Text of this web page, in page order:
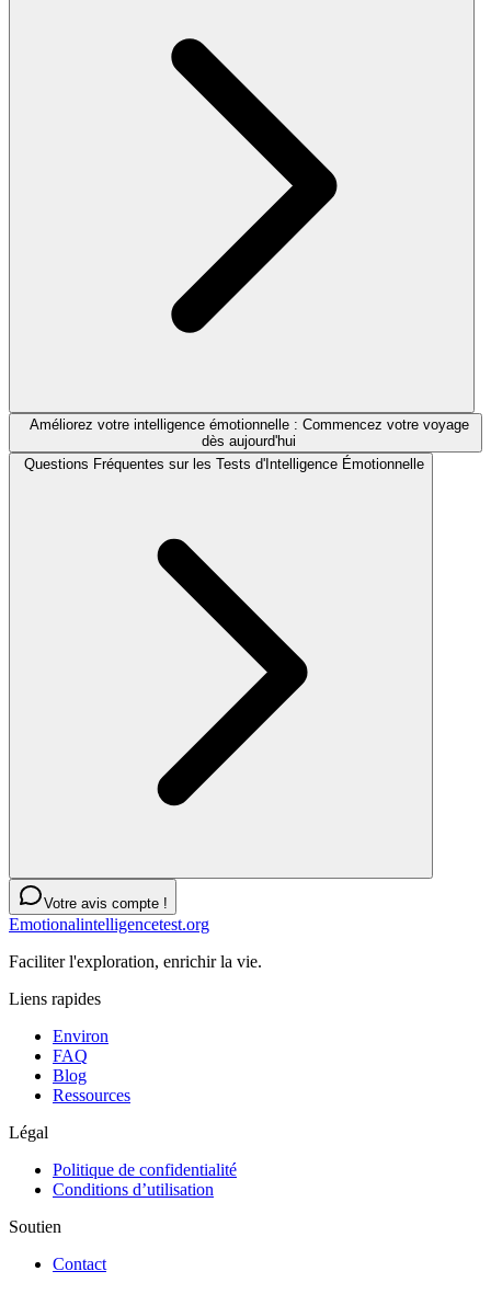
Améliorez votre intelligence émotionnelle : Commencez votre voyage
dès aujourd'hui
Questions Fréquentes sur les Tests d'Intelligence Émotionnelle
Votre avis compte !
Emotionalintelligencetest.org
Faciliter l'exploration, enrichir la vie.
Liens rapides
Environ
FAQ
Blog
Ressources
Légal
Politique de confidentialité
Conditions d’utilisation
Soutien
Contact